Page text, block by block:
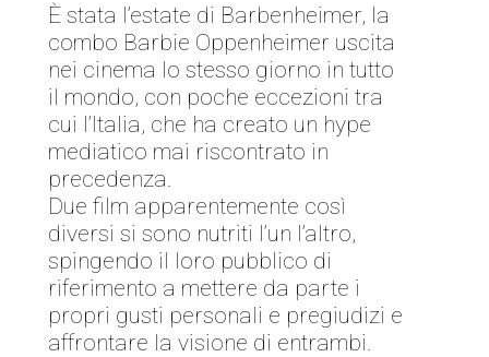
È stata l’estate di Barbenheimer, la
combo Barbie Oppenheimer uscita
nei cinema lo stesso giorno in tutto
il mondo, con poche eccezioni tra
cui l’Italia, che ha creato un hype
mediatico mai riscontrato in
precedenza.
Due film apparentemente così
diversi si sono nutriti l’un l’altro,
spingendo il loro pubblico di
riferimento a mettere da parte i
propri gusti personali e pregiudizi e
affrontare la visione di entrambi.